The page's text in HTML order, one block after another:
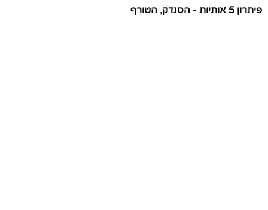
פיתרון 5 אותיות - הסנדק, הטורף